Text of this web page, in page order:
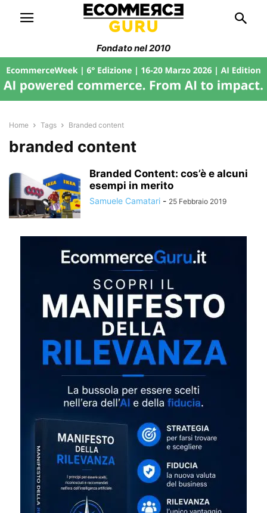
Fondato nel 2010
Home Tags Branded content
branded content
Branded Content: cos’è e alcuni
esempi in merito
Samuele Camatari - 25 Febbraio 2019